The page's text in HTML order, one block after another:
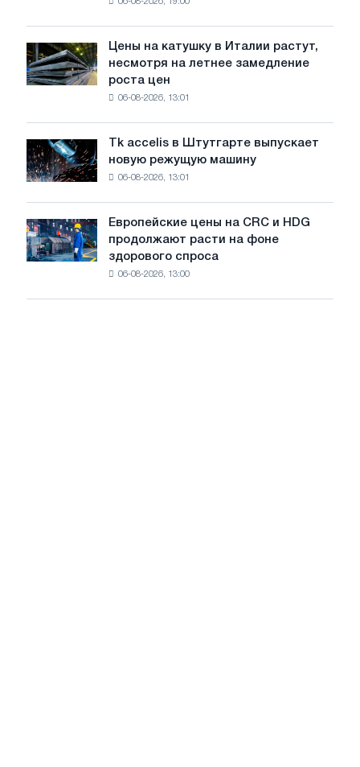
июле
с
максимума
года
Цены
на
катушку
несмотря
на
летнее
замедление
роста
цен
Цены на катушку в Италии растут,
несмотря на летнее замедление
роста цен
06-08-2026, 13:01
Tk
accelis
в
новую
режущую
машину
Tk accelis в Штутгарте выпускает
новую режущую машину
06-08-2026, 13:01
Европейские
цены
на
Европейские цены на CRC и HDG
продолжают расти на фоне
здорового спроса
06-08-2026, 13:00